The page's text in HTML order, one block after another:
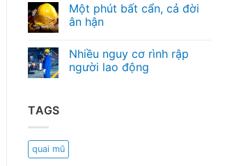
Một phút bất cẩn, cả đời
ân hận
Nhiều nguy cơ rình rập
người lao động
TAGS
quai mũ